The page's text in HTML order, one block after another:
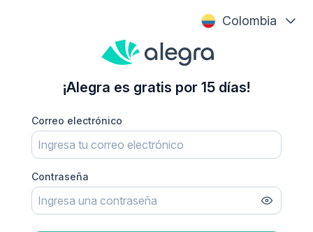
Colombia
¡Alegra es gratis por 15 días!
Correo electrónico
Contraseña